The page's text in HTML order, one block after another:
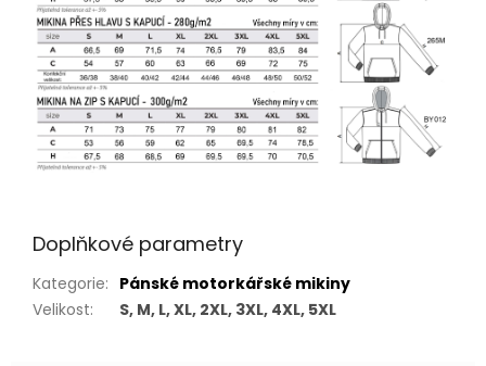
Doplňkové parametry
Kategorie: Pánské motorkářské mikiny
Velikost: S, M, L, XL, 2XL, 3XL, 4XL, 5XL